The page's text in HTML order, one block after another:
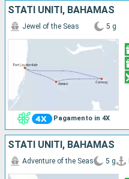
STATI UNITI, BAHAMAS
Pagamento in 4X
Jewel of the Seas 5 g
STATI UNITI, BAHAMAS
Adventure of the Seas 5 g